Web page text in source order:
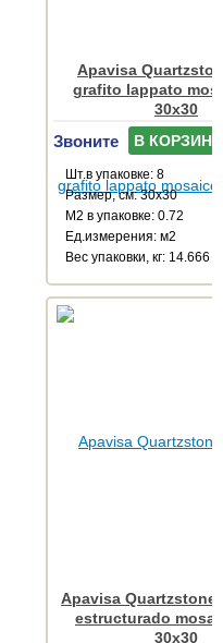
Apavisa
grafito lappato
30x30
Звоните В КОРЗИНУ
Шт.в упаковке: 8
Размер, см: 30x30
М2 в упаковке: 0.72
Ед.измерения: м2
Веc упаковки, кг: 14.666
Apavisa Quartzstone
estructurado
30x30